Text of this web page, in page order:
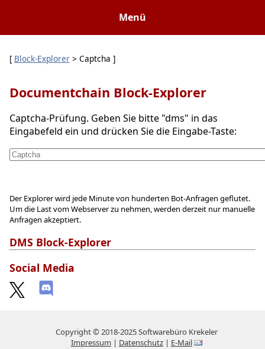
Menü
[ Block-Explorer > Captcha ]
Documentchain Block-Explorer
Captcha-Prüfung. Geben Sie bitte "dms" in das
Eingabefeld ein und drücken Sie die Eingabe-Taste:
Der Explorer wird jede Minute von hunderten Bot-Anfragen geflutet.
Um die Last vom Webserver zu nehmen, werden derzeit nur manuelle
Anfragen akzeptiert.
DMS Block-Explorer
Social Media
Copyright © 2018-2025 Softwarebüro Krekeler
Impressum | Datenschutz| E-Mail